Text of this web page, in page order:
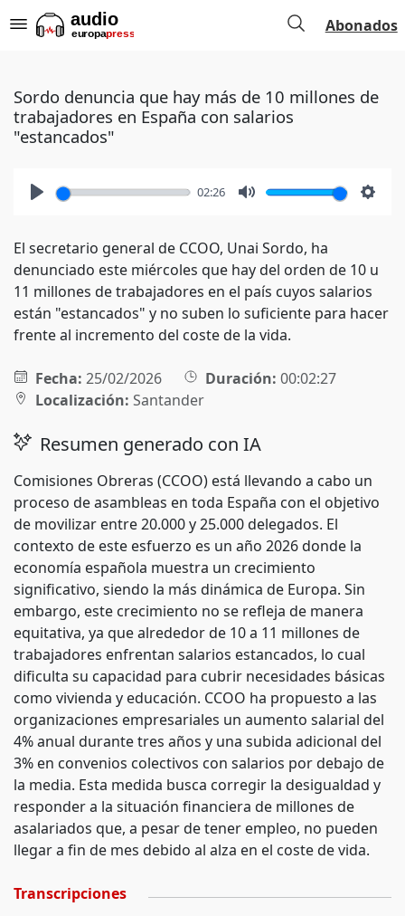
Abonados
Sordo denuncia que hay más de 10 millones de
trabajadores en España con salarios
"estancados"
02:26
El secretario general de CCOO, Unai Sordo, ha
denunciado este miércoles que hay del orden de 10 u
11 millones de trabajadores en el país cuyos salarios
están "estancados" y no suben lo suficiente para hacer
frente al incremento del coste de la vida.
Fecha: 25/02/2026 Duración: 00:02:27
Localización: Santander
Resumen generado con IA
Comisiones Obreras (CCOO) está llevando a cabo un
proceso de asambleas en toda España con el objetivo
de movilizar entre 20.000 y 25.000 delegados. El
contexto de este esfuerzo es un año 2026 donde la
economía española muestra un crecimiento
significativo, siendo la más dinámica de Europa. Sin
embargo, este crecimiento no se refleja de manera
equitativa, ya que alrededor de 10 a 11 millones de
trabajadores enfrentan salarios estancados, lo cual
dificulta su capacidad para cubrir necesidades básicas
como vivienda y educación. CCOO ha propuesto a las
organizaciones empresariales un aumento salarial del
4% anual durante tres años y una subida adicional del
3% en convenios colectivos con salarios por debajo de
la media. Esta medida busca corregir la desigualdad y
responder a la situación financiera de millones de
asalariados que, a pesar de tener empleo, no pueden
llegar a fin de mes debido al alza en el coste de vida.
Transcripciones